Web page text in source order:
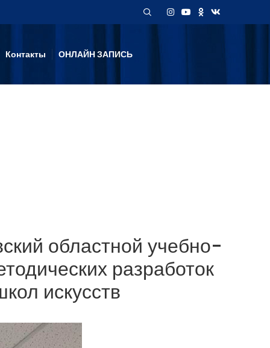
Контакты ОНЛАЙН ЗАПИСЬ
областной учебно-
разработок
искусств